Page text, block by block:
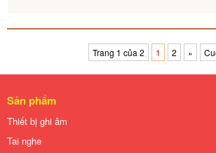
Trang 1 của 2 1 2 »
Sản phẩm
Thiết bị ghi âm
Tai nghe